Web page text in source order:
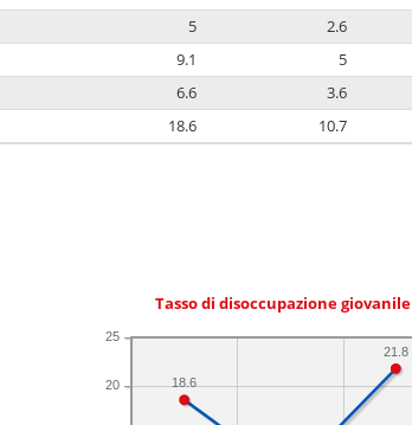
5 2.6
9.1 5
6.6 3.6
18.6 10.7
Tasso di disoccupazione giovanile
20
25
21.8
18.6